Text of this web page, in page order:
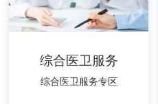
综合医卫服务
综合医卫服务专区